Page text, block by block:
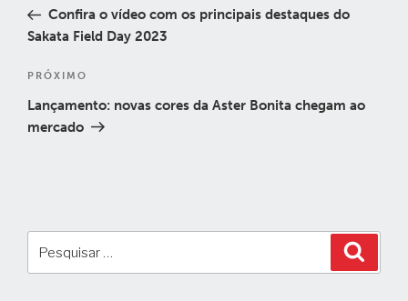
Post
anterior
Confira o vídeo com os principais destaques do
Sakata Field Day 2023
Próximo
post
PRÓXIMO
Lançamento: novas cores da Aster Bonita chegam ao
mercado
por: